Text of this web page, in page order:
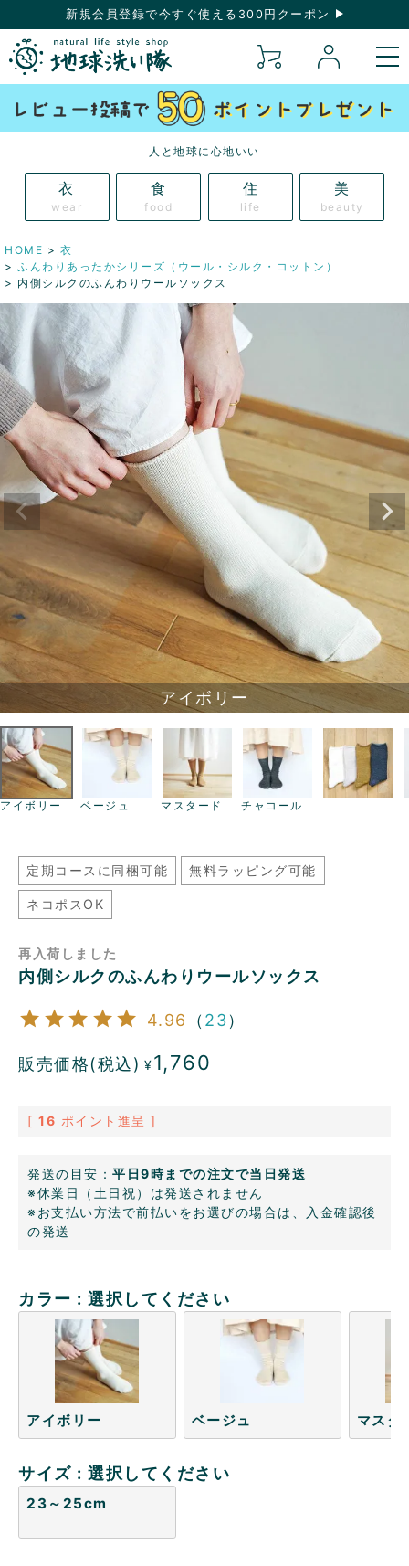
新規会員登録で今すぐ使える300円クーポン
人と地球に心地いい
衣
wear
食
food
住
life
美
beauty
HOME
衣
ふんわりあったかシリーズ（ウール・シルク・コットン）
内側シルクのふんわりウールソックス
アイボリー
アイボリー ベージュ マスタード チャコール
定期コースに同梱可能 無料ラッピング可能
ネコポスOK
再入荷しました
内側シルクのふんわりウールソックス
4.96 （ 23）
販売価格(税込) ¥1,760
[ 16 ポイント進呈 ]
発送の目安： 平日9時までの注文で当日発送
※休業日（土日祝）は発送されません
※お支払い方法で前払いをお選びの場合は、入金確認後
の発送
カラー 選択してください
アイボリー ベージュ マスタ
サイズ 選択してください
23～25cm